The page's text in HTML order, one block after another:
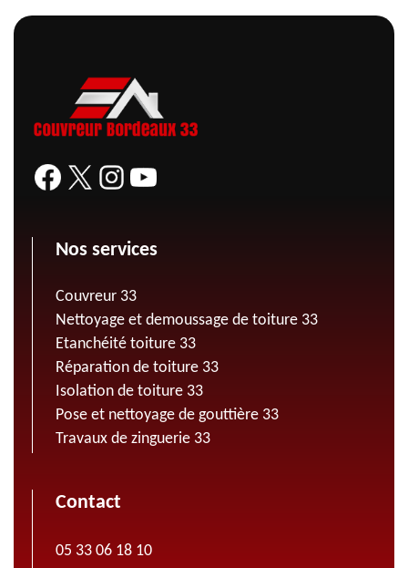
Nos services
Couvreur 33
Nettoyage et demoussage de toiture 33
Etanchéité toiture 33
Réparation de toiture 33
Isolation de toiture 33
Pose et nettoyage de gouttière 33
Travaux de zinguerie 33
Contact
05 33 06 18 10